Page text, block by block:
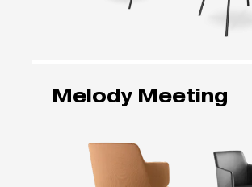
Melody Meeting